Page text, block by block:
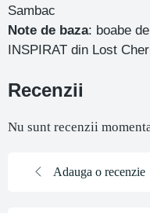
Sambac
Note de baza: boabe
INSPIRAT din Lost
Recenzii
Nu sunt recenzii
Adauga o recenzie